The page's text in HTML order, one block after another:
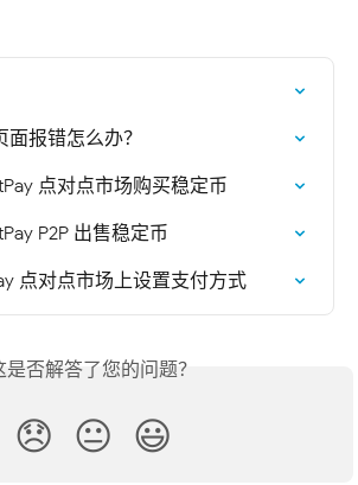
面报错怎么办？
点对点市场购买稳定币
P2P 出售稳定币
点对点市场上设置支付方式
是否解答了您的问题？
😞 😐 😃